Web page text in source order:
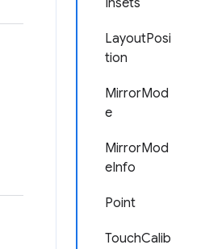
Insets
LayoutPosi
tion
MirrorMod
e
MirrorMod
eInfo
Point
TouchCalib